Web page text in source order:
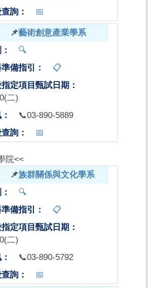
📅
📌藝術創意產業學系
🔍
📋
二)
📞03-890-5889
📅
院<<
📌族群關係與文化學系
🔍
📋
二)
📞03-890-5792
📅